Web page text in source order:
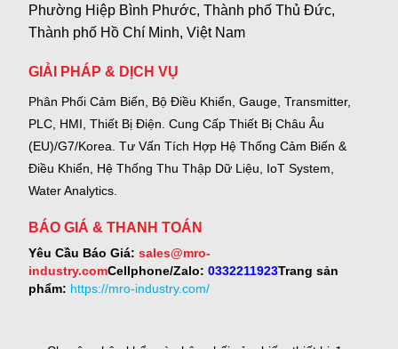
Phường Hiệp Bình Phước, Thành phố Thủ Đức,
Thành phố Hồ Chí Minh, Việt Nam
GIẢI PHÁP & DỊCH VỤ
Phân Phối Cảm Biến, Bộ Điều Khiển, Gauge, Transmitter,
PLC, HMI, Thiết Bị Điện. Cung Cấp Thiết Bị Châu Âu
(EU)/G7/Korea. Tư Vấn Tích Hợp Hệ Thống Cảm Biến &
Điều Khiển, Hệ Thống Thu Thập Dữ Liệu, IoT System,
Water Analytics.
BÁO GIÁ & THANH TOÁN
Yêu Cầu Báo Giá: sales@mro-
industry.comCellphone/Zalo: 0332211923Trang sản
phẩm: https://mro-industry.com/